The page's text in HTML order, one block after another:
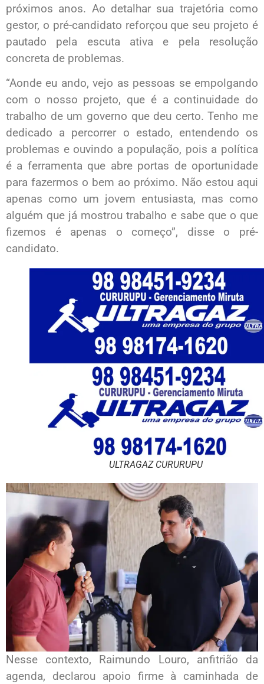
próximos anos. Ao detalhar sua trajetória como
gestor, o pré-candidato reforçou que seu projeto é
pautado pela escuta ativa e pela resolução
concreta de problemas.
“Aonde eu ando, vejo as pessoas se empolgando
com o nosso projeto, que é a continuidade do
trabalho de um governo que deu certo. Tenho me
dedicado a percorrer o estado, entendendo os
problemas e ouvindo a população, pois a política
é a ferramenta que abre portas de oportunidade
para fazermos o bem ao próximo. Não estou aqui
apenas como um jovem entusiasta, mas como
alguém que já mostrou trabalho e sabe que o que
fizemos é apenas o começo”, disse o pré-
candidato.
ULTRAGAZ CURURUPU
Nesse contexto, Raimundo Louro, anfitrião da
agenda, declarou apoio firme à caminhada de